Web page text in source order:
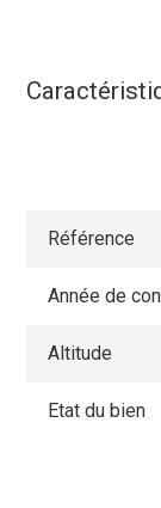
Référence
Année de
Altitude
Etat du bien